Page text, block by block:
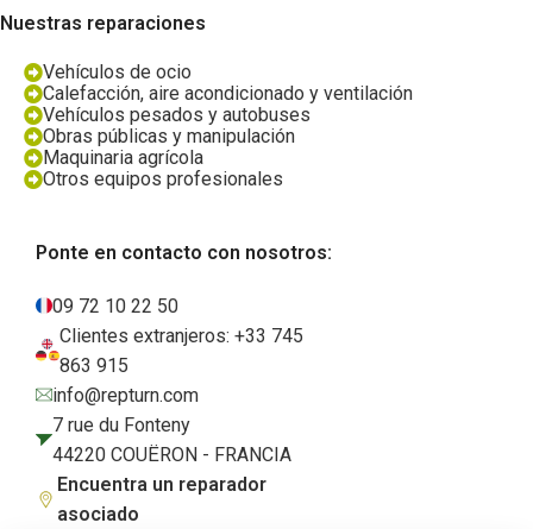
Nuestras reparaciones
Vehículos de ocio
Calefacción, aire acondicionado y ventilación
Vehículos pesados y autobuses
Obras públicas y manipulación
Maquinaria agrícola
Otros equipos profesionales
Ponte en contacto con nosotros:
09 72 10 22 50
Clientes extranjeros: +33 745
863 915
info@repturn.com
7 rue du Fonteny
44220 COUËRON - FRANCIA
Encuentra un reparador
asociado